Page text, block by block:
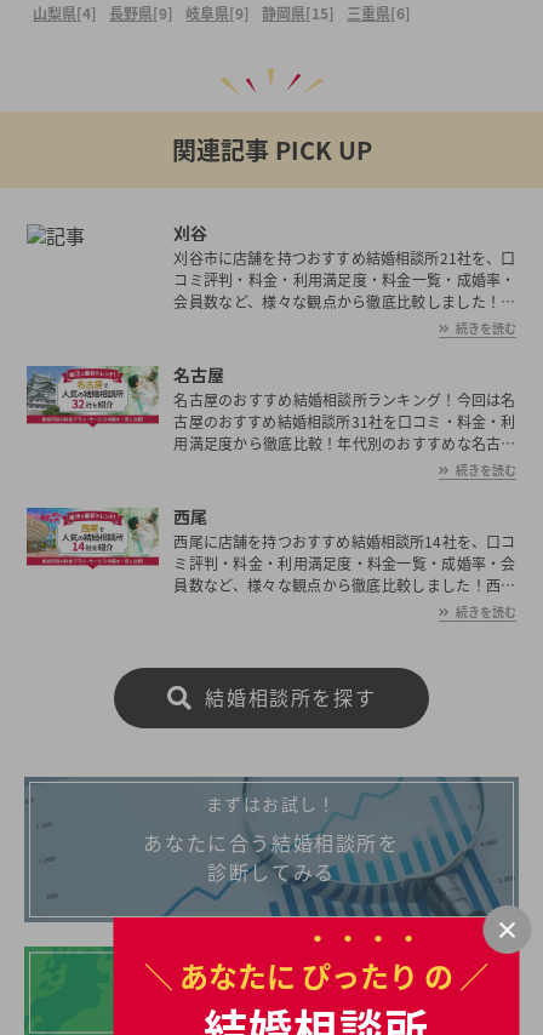
山梨県[4] 長野県[9] 岐阜県[9] 静岡県[15] 三重県[6]
関連記事 PICK UP
刈谷
刈谷市に店舗を持つおすすめ結婚相談所21社を、口
コミ評判・料金・利用満足度・料金一覧・成婚率・
会員数など、様々な観点から徹底比較しました！刈
谷市の平均初婚年齢は、男性が30.2歳、女性が28.3
歳と男女共に日本全国の平均初婚年齢と比べ低い。
あなたの年収や職業、ご希望に沿った理想の相手を
刈谷市で見つけたいとお考えの方は是非ご覧くださ
い。
続きを読む
名古屋
名古屋のおすすめ結婚相談所ランキング！今回は名
古屋のおすすめ結婚相談所31社を口コミ・料金・利
用満足度から徹底比較！年代別のおすすめな名古屋
の結婚相談所や選ぶ際の注意点も解説しています。
続きを読む
西尾
西尾に店舗を持つおすすめ結婚相談所14社を、口コ
ミ評判・料金・利用満足度・料金一覧・成婚率・会
員数など、様々な観点から徹底比較しました！西尾
の平均初婚年齢は、男性が30.2歳、女性が28.3歳と
男女共に日本全国の平均初婚年齢と比べ低い。あな
で見つけたいとお考えの方は是非ご覧ください。
続きを読む
結婚相談所を探す
まずはお試し！
あなたに合う結婚相談所を
診断してみる
地域別の結婚相談所
＼ あなたに ぴったり の ／